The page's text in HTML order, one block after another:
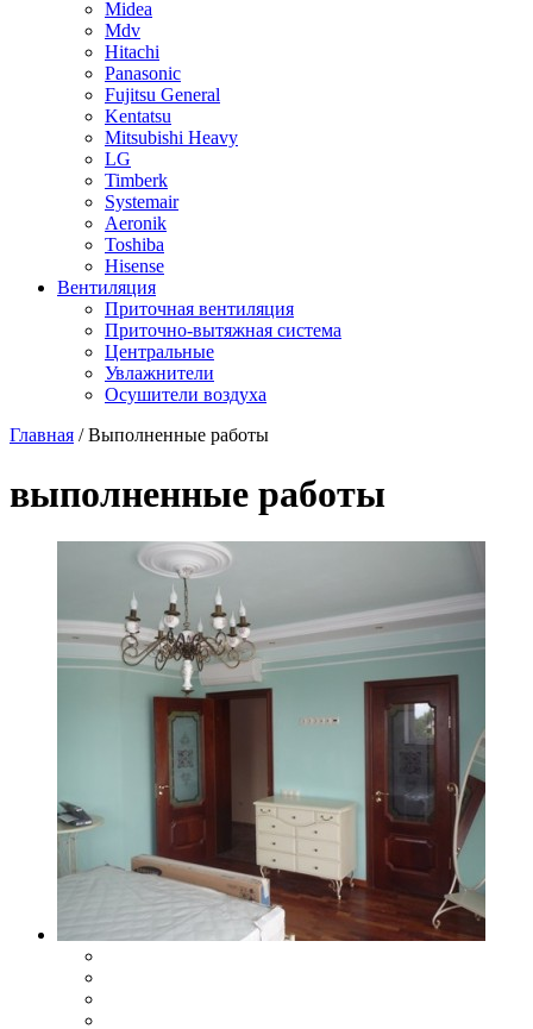
Midea
Mdv
Hitachi
Panasonic
Fujitsu General
Kentatsu
Mitsubishi Heavy
LG
Timberk
Systemair
Aeronik
Toshiba
Hisense
Вентиляция
Приточная вентиляция
Приточно-вытяжная система
Центральные
Увлажнители
Осушители воздуха
Главная / Выполненные работы
выполненные работы